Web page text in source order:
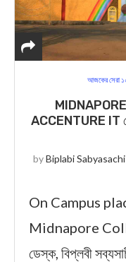
আজকের সেরা
MIDNAPORE
ACCENTURE IT
byBiplabi Sabyasachi
On Campus
Midnapore
ডেস্ক, বিপ্লবী